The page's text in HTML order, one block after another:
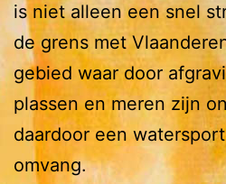
is niet alleen een snel
de grens met
gebied waar door
plassen en meren zijn
daardoor een
omvang.